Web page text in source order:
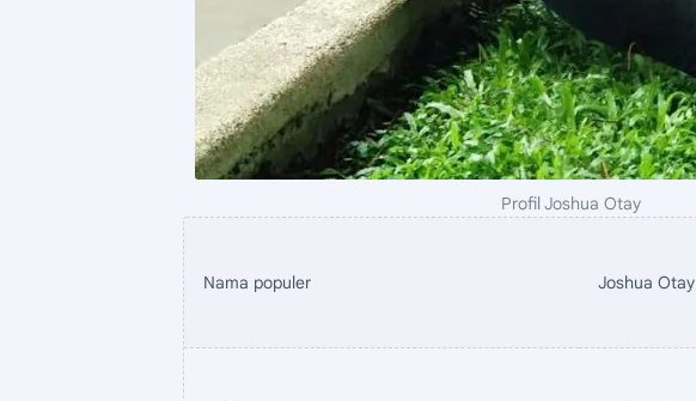
Profil Joshua Otay
Nama populer Joshua Otay